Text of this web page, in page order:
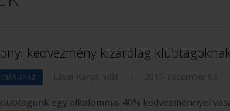
kedvezmény kizárólag
Lévai-Kanyó Judit | 2015. december 03.
egy alkalommal 40% kedvezménnyel